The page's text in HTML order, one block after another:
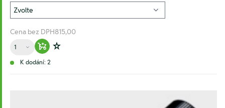
Cena bez DPH815,00
Množství
Warenkorb hinzufügen
Zur Wunschliste hinzufügen
K dodání: 2